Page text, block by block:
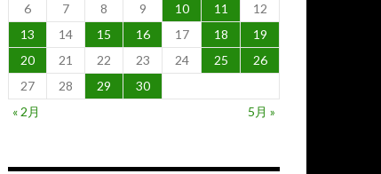
6
7 8 9 10 11
12
13
14 15 16 17 18
19
20
21 22 23 24 25
26
27
28 29
30
« 2月
5月 »